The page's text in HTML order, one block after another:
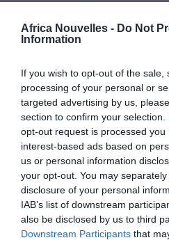
Africa Nouvelles - Do Not
Information
If you wish to opt-out of the
processing of your personal or
targeted advertising by us,
section to confirm your
opt-out request is processed you
interest-based ads based on
us or personal information
your opt-out. You may
disclosure of your personal
IAB’s list of downstream
also be disclosed by us to third
Downstream Participants that
Sénégal ont largement été
du match devant les
succès mérité dans le
célébrations sont à la
Au terme d’une
complètement dominée, les
ont fait céder des
séduisant en seconde
récompensé de ses